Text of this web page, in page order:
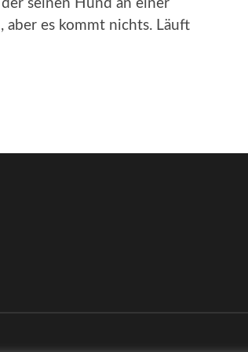
seinen Hund an einer
aber es kommt nichts. Läuft